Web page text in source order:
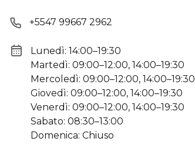
+5547 99667 2962
Lunedì: 14:00–19:30
Martedì: 09:00–12:00, 14:00–19:30
Mercoledì: 09:00–12:00, 14:00–19:30
Giovedì: 09:00–12:00, 14:00–19:30
Venerdì: 09:00–12:00, 14:00–19:30
Sabato: 08:30–13:00
Domenica: Chiuso